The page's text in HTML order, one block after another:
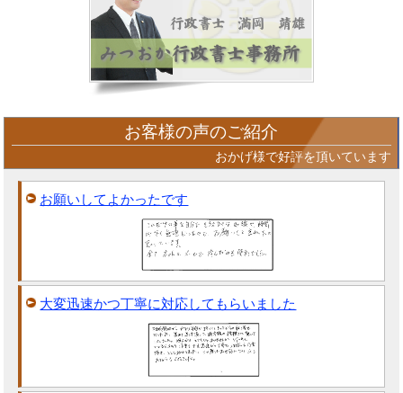
お客様の声のご紹介
おかげ様で好評を頂いています
お願いしてよかったです
大変迅速かつ丁寧に対応してもらいました